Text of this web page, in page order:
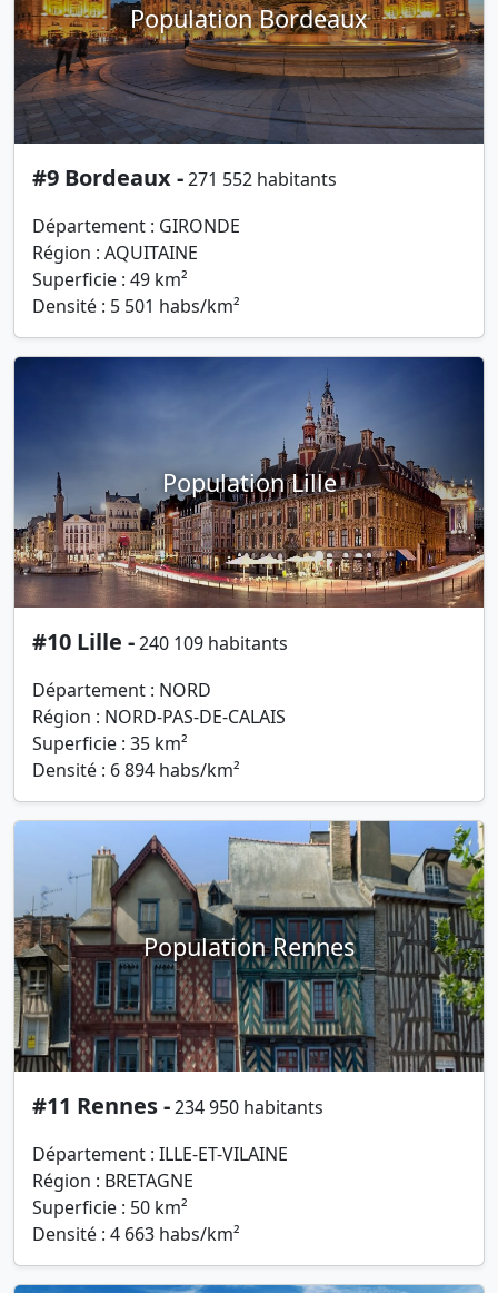
Population Bordeaux
#9 Bordeaux -271 552 habitants
Département : GIRONDE
Région : AQUITAINE
Superficie : 49 km²
Densité : 5 501 habs/km²
Population Lille
#10 Lille -240 109 habitants
Département : NORD
Région : NORD-PAS-DE-CALAIS
Superficie : 35 km²
Densité : 6 894 habs/km²
Population Rennes
#11 Rennes -234 950 habitants
Département : ILLE-ET-VILAINE
Région : BRETAGNE
Superficie : 50 km²
Densité : 4 663 habs/km²